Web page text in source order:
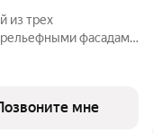
из трех
фасадами
стилобатом, в
лобби с
мне